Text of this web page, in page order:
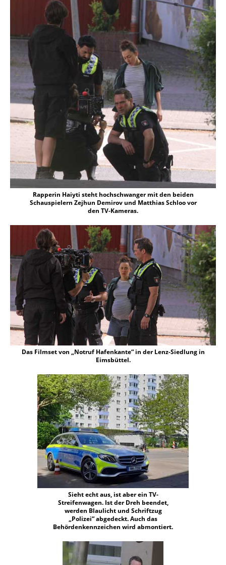
Rapperin Haiyti steht hochschwanger mit den beiden
Schauspielern Zejhun Demirov und Matthias Schloo vor
den TV-Kameras.
Das Filmset von „Notruf Hafenkante“ in der Lenz-Siedlung in
Eimsbüttel.
Sieht echt aus, ist aber ein TV-
Streifenwagen. Ist der Dreh beendet,
werden Blaulicht und Schriftzug
„Polizei“ abgedeckt. Auch das
Behördenkennzeichen wird abmontiert.